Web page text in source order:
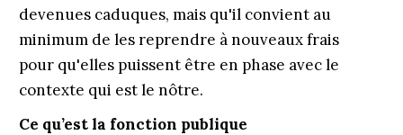
devenues caduques, mais qu'il convient au
minimum de les reprendre à nouveaux frais
pour qu'elles puissent être en phase avec le
contexte qui est le nôtre.
Ce qu’est la fonction publique